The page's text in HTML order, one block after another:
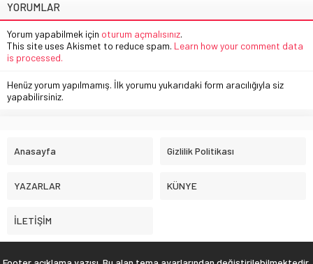
YORUMLAR
Yorum yapabilmek için oturum açmalısınız.
This site uses Akismet to reduce spam. Learn how your comment data
is processed.
Henüz yorum yapılmamış. İlk yorumu yukarıdaki form aracılığıyla siz
yapabilirsiniz.
Anasayfa Gizlilik Politikası
YAZARLAR KÜNYE
İLETİŞİM